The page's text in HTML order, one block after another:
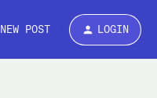
NEW POST LOGIN